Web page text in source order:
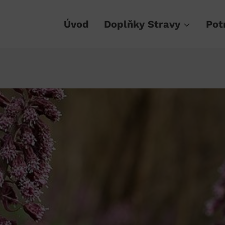
Úvod Doplňky Stravy